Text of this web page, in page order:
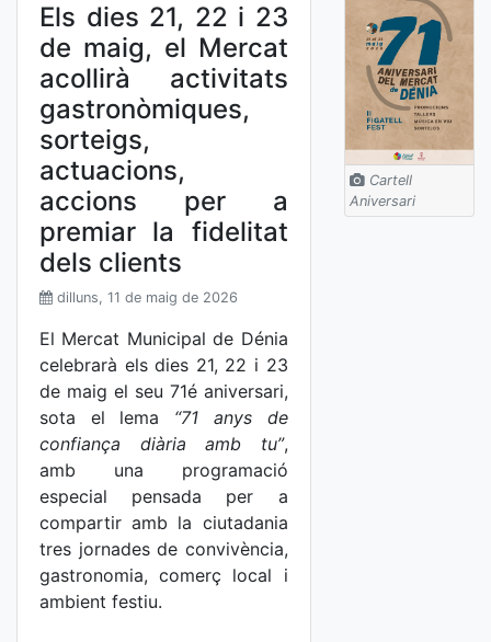
Els dies 21, 22 i 23
de maig, el Mercat
acollirà activitats
gastronòmiques,
sorteigs,
actuacions,
accions per a
premiar la fidelitat
dels clients
dilluns, 11 de maig de 2026
El Mercat Municipal de Dénia
celebrarà els dies 21, 22 i 23
de maig el seu 71é aniversari,
sota el lema “71 anys de
confiança diària amb tu”,
amb una programació
especial pensada per a
compartir amb la ciutadania
tres jornades de convivència,
gastronomia, comerç local i
ambient festiu.
Cartell
Aniversari